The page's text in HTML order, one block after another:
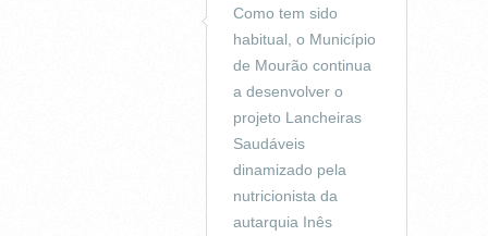
Como tem sido
habitual, o Município
de Mourão continua
a desenvolver o
projeto Lancheiras
Saudáveis
dinamizado pela
nutricionista da
autarquia Inês